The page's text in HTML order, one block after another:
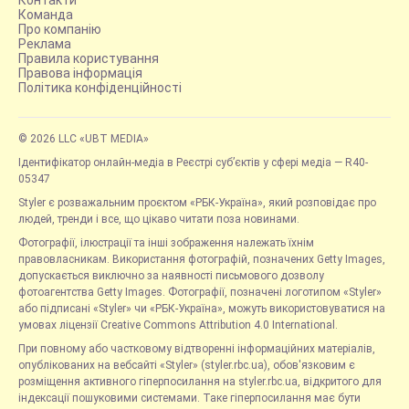
Команда
Про компанію
Реклама
Правила користування
Правова інформація
Політика конфіденційності
© 2026 LLC «UBT MEDIA»
Ідентифікатор онлайн-медіа в Реєстрі суб’єктів у сфері медіа — R40-
05347
Styler є розважальним проєктом «РБК-Україна», який розповідає про
людей, тренди і все, що цікаво читати поза новинами.
Фотографії, ілюстрації та інші зображення належать їхнім
правовласникам. Використання фотографій, позначених Getty Images,
допускається виключно за наявності письмового дозволу
фотоагентства Getty Images. Фотографії, позначені логотипом «Styler»
або підписані «Styler» чи «РБК-Україна», можуть використовуватися на
умовах ліцензії Creative Commons Attribution 4.0 International.
При повному або частковому відтворенні інформаційних матеріалів,
опублікованих на вебсайті «Styler» (styler.rbc.ua), обов'язковим є
розміщення активного гіперпосилання на styler.rbc.ua, відкритого для
індексації пошуковими системами. Таке гіперпосилання має бути